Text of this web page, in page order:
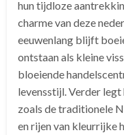
hun tijdloze
charme van deze
eeuwenlang blijft
ontstaan als kleine
bloeiende
levensstijl. Verder
zoals de traditionele
en rijen van kleurrijke